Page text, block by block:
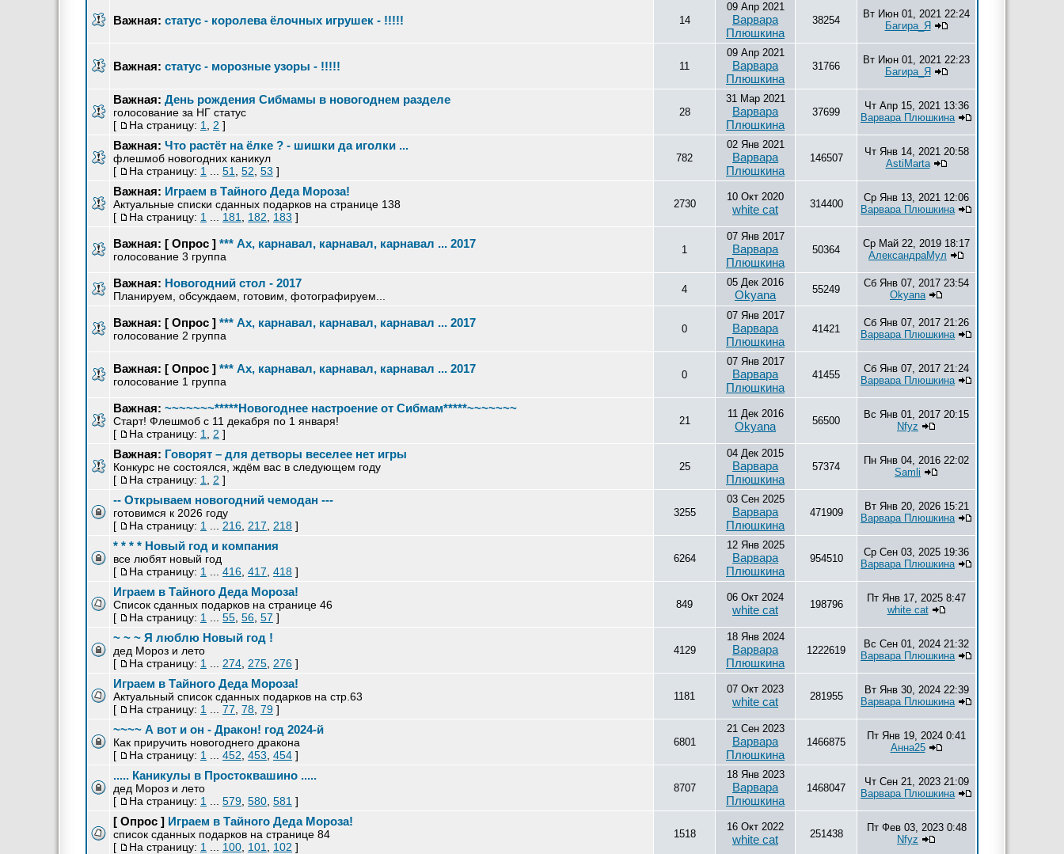
Важная: статус - королева ёлочных игрушек - !!!!! 14
09 Апр 2021
Варвара
Плюшкина
38254
Вт Июн 01, 2021 22:24
Багира_Я
Важная: статус - морозные узоры - !!!!! 11
09 Апр 2021
Варвара
Плюшкина
31766
Вт Июн 01, 2021 22:23
Багира_Я
Важная: День рождения Сибмамы в новогоднем разделе
голосование за НГ статус
[
На страницу: 1 2 ]
28
31 Мар 2021
Варвара
Плюшкина
37699
Чт Апр 15, 2021 13:36
Варвара Плюшкина
Важная: Что растёт на ёлке ? - шишки да иголки ...
флешмоб новогодних каникул
[
На страницу: 1 51 52 53 ]
782
02 Янв 2021
Варвара
Плюшкина
146507
Чт Янв 14, 2021 20:58
AstiMarta
Важная: Играем в Тайного Деда Мороза!
Актуальные списки сданных подарков на странице 138
[
На страницу: 1 181 182 183 ]
2730
10 Окт 2020
white cat 314400
Ср Янв 13, 2021 12:06
Варвара Плюшкина
Важная: [ Опрос ] *** Ах, карнавал, карнавал, карнавал ... 2017
голосование 3 группа
1
07 Янв 2017
Варвара
Плюшкина
50364
Ср Май 22, 2019 18:17
АлександраМул
Важная: Новогодний стол - 2017
Планируем, обсуждаем, готовим, фотографируем...
4
05 Дек 2016
Okyana 55249
Сб Янв 07, 2017 23:54
Okyana
Важная: [ Опрос ] *** Ах, карнавал, карнавал, карнавал ... 2017
голосование 2 группа
0
07 Янв 2017
Варвара
Плюшкина
41421
Сб Янв 07, 2017 21:26
Варвара Плюшкина
Важная: [ Опрос ] *** Ах, карнавал, карнавал, карнавал ... 2017
голосование 1 группа
0
07 Янв 2017
Варвара
Плюшкина
41455
Сб Янв 07, 2017 21:24
Варвара Плюшкина
Важная: ~~~~~~~*****Новогоднее настроение от Сибмам*****~~~~~~~
Старт! Флешмоб с 11 декабря по 1 января!
[
На страницу: 1 2 ]
21
11 Дек 2016
Okyana 56500
Вс Янв 01, 2017 20:15
Nfyz
Важная: Говорят – для детворы веселее нет игры
Конкурс не состоялся, ждём вас в следующем году
[
На страницу: 1 2 ]
25
04 Дек 2015
Варвара
Плюшкина
57374
Пн Янв 04, 2016 22:02
Samli
-- Открываем новогодний чемодан ---
готовимся к 2026 году
[
На страницу: 1 216 217 218 ]
3255
03 Сен 2025
Варвара
Плюшкина
471909
Вт Янв 20, 2026 15:21
Варвара Плюшкина
* * * * Новый год и компания
все любят новый год
[
На страницу: 1 416 417 418 ]
6264
12 Янв 2025
Варвара
Плюшкина
954510
Ср Сен 03, 2025 19:36
Варвара Плюшкина
Играем в Тайного Деда Мороза!
Список сданных подарков на странице 46
[
На страницу: 1 55 56 57 ]
849
06 Окт 2024
white cat 198796
Пт Янв 17, 2025 8:47
white cat
~ ~ ~ Я люблю Новый год !
дед Мороз и лето
[
На страницу: 1 274 275 276 ]
4129
18 Янв 2024
Варвара
Плюшкина
1222619
Вс Сен 01, 2024 21:32
Варвара Плюшкина
Играем в Тайного Деда Мороза!
Актуальный список сданных подарков на стр.63
[
На страницу: 1 77 78 79 ]
1181
07 Окт 2023
white cat 281955
Вт Янв 30, 2024 22:39
Варвара Плюшкина
~~~~ А вот и он - Дракон! год 2024-й
Как приручить новогоднего дракона
[
На страницу: 1 452 453 454 ]
6801
21 Сен 2023
Варвара
Плюшкина
1466875
Пт Янв 19, 2024 0:41
Анна25
..... Каникулы в Простоквашино .....
дед Мороз и лето
[
На страницу: 1 579 580 581 ]
8707
18 Янв 2023
Варвара
Плюшкина
1468047
Чт Сен 21, 2023 21:09
Варвара Плюшкина
[ Опрос ] Играем в Тайного Деда Мороза!
список сданных подарков на странице 84
[
На страницу: 1 100 101 102 ]
1518
16 Окт 2022
white cat 251438
Пт Фев 03, 2023 0:48
Nfyz